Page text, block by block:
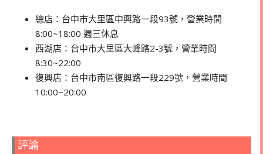
總店：台中市大里區中興路一段93號，營業時間
8:00~18:00 週三休息
西湖店：台中市大里區大峰路2-3號， 營業時間
8:30~22:00
復興店：台中市南區復興路一段229號， 營業時間
10:00~20:00
評論